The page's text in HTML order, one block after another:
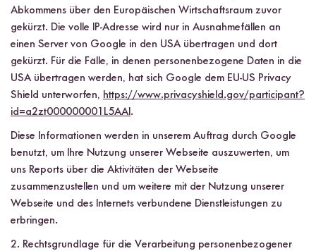
Abkommens über den Europäischen Wirtschaftsraum zuvor
gekürzt. Die volle IP-Adresse wird nur in Ausnahmefällen an
einen Server von Google in den USA übertragen und dort
gekürzt. Für die Fälle, in denen personenbezogene Daten in die
USA übertragen werden, hat sich Google dem EU-US Privacy
Shield unterworfen, https://www.privacyshield.gov/participant?
id=a2zt000000001L5AAI.
Diese Informationen werden in unserem Auftrag durch Google
benutzt, um Ihre Nutzung unserer Webseite auszuwerten, um
uns Reports über die Aktivitäten der Webseite
zusammenzustellen und um weitere mit der Nutzung unserer
Webseite und des Internets verbundene Dienstleistungen zu
erbringen.
2. Rechtsgrundlage für die Verarbeitung personenbezogener